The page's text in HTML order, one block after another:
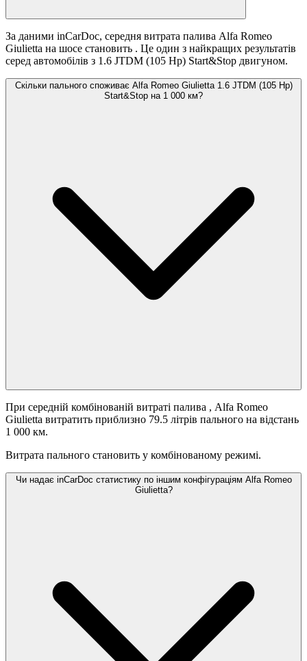
За даними inCarDoc, середня витрата палива Alfa Romeo
Giulietta на шосе становить . Це один з найкращих результатів
серед автомобілів з 1.6 JTDM (105 Hp) Start&Stop двигуном.
Скільки пального споживає Alfa Romeo Giulietta 1.6 JTDM (105 Hp)
Start&Stop на 1 000 км?
При середній комбінованій витраті палива , Alfa Romeo
Giulietta витратить приблизно 79.5 літрів пального на відстань
1 000 км.
Витрата пального становить у комбінованому режимі.
Чи надає inCarDoc статистику по іншим конфігураціям Alfa Romeo
Giulietta?